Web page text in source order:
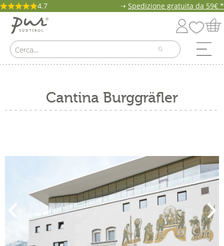
4.7 ➝ Spedizione gratuita da 59€ *
Cantina Burggräfler